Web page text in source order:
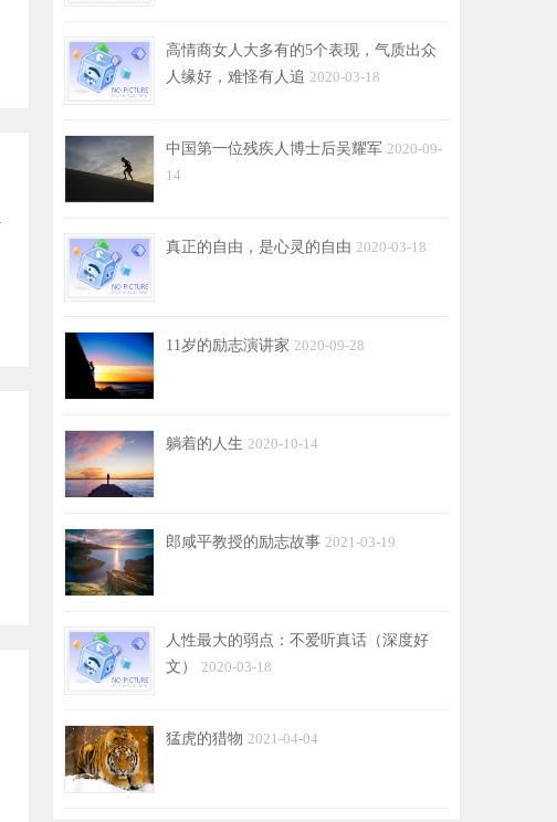
高情商女人大多有的5个表现，气质出众
人缘好，难怪有人追 2020-03-18
中国第一位残疾人博士后吴耀军 2020-09-
14
真正的自由，是心灵的自由 2020-03-18
11岁的励志演讲家 2020-09-28
躺着的人生 2020-10-14
郎咸平教授的励志故事 2021-03-19
人性最大的弱点：不爱听真话（深度好
文）
2020-03-18
猛虎的猎物 2021-04-04